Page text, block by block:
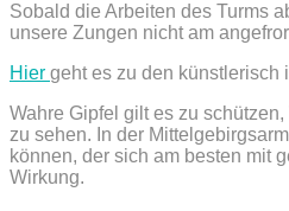
Sobald die Arbeiten des Turms
unsere Zungen nicht am
Hier geht es zu den künstlerisch
Wahre Gipfel gilt es zu
zu sehen. In der
können, der sich am besten mit
Wirkung.